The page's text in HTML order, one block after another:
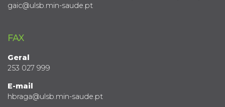
gaic@ulsb.min-saude.pt
FAX
Geral
253 027 999
E-mail
hbraga@ulsb.min-saude.pt